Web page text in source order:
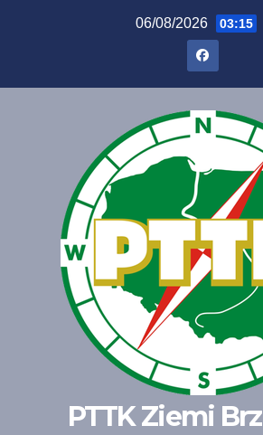
06/08/2026 03:15
PTTK Ziemi